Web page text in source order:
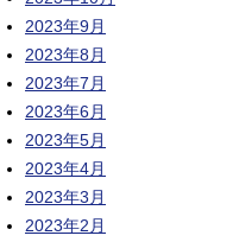
2023年9月
2023年8月
2023年7月
2023年6月
2023年5月
2023年4月
2023年3月
2023年2月